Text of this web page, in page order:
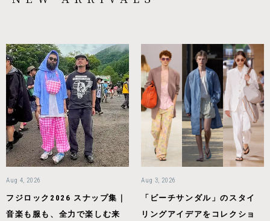
Aug 4, 2026
フジロック2026 スナップ集｜
音楽も服も、全力で楽しむ来
Aug 3, 2026
「ビーチサンダル」のスタイ
リングアイデアをコレクショ